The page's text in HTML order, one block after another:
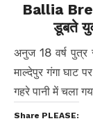
Ballia
डूबते
अनुज 18 वर्ष पुत्र
माल्देपुर गंगा घाट
गहरे पानी में चला
Share PLEASE: